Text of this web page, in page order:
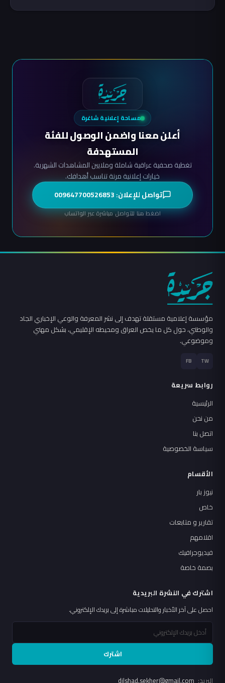
مساحة إعلانية شاغرة
أعلن معنا واضمن الوصول للفئة
المستهدفة
تغطية صحفية عراقية شاملة وملايين المشاهدات الشهرية.
خيارات إعلانية مرنة تناسب أهدافك.
تواصل للإعلان: 009647700526853
اضغط هنا للتواصل مباشرة عبر الواتساب
مؤسسة إعلامية مستقلة تهدف إلى نشر المعرفة والوعي الإخباري الجاد
والوطني، حول كل ما يخص العراق ومحيطه الإقليمي، بشكل مهني
وموضوعي.
TW
FB
روابط سريعة
الرئيسية
من نحن
اتصل بنا
سياسة الخصوصية
الأقسام
نيوز بار
خاص
تقارير و متابعات
اقلامهم
فيديوجرافيك
بصمة خاصة
اشترك في النشرة البريدية
احصل على آخر الأخبار والتحليلات مباشرة إلى بريدك الإلكتروني.
اشترك
البريد: